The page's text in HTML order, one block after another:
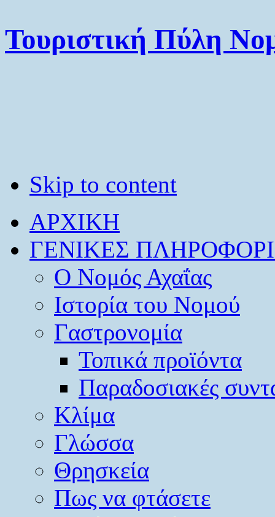
Τουριστική Πύλη
Skip to content
ΑΡΧΙΚΗ
ΓΕΝΙΚΕΣ
O Νομός Αχαΐας
Ιστορία του Νομού
Γαστρονομία
Τοπικά προϊόντα
Παραδοσιακές
Κλίμα
Γλώσσα
Θρησκεία
Πως να φτάσετε